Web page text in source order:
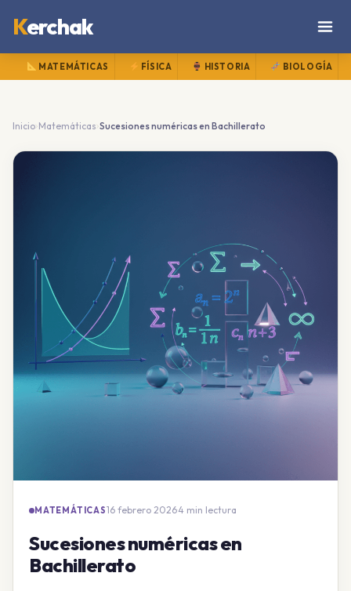
Kerchak
MATEMÁTICAS FÍSICA HISTORIA BIOLOGÍA
Inicio›Matemáticas ›Sucesiones numéricas en Bachillerato
MATEMÁTICAS16 febrero 2026·4 min lectura
Sucesiones numéricas en
Bachillerato